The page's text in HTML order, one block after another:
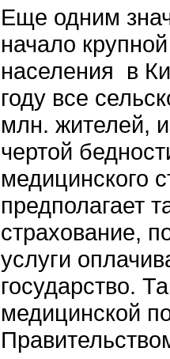
Еще одним
начало
населения в
году все
млн. жителей,
чертой
медицинского
предполагает
страхование,
услуги
государство.
медицинской